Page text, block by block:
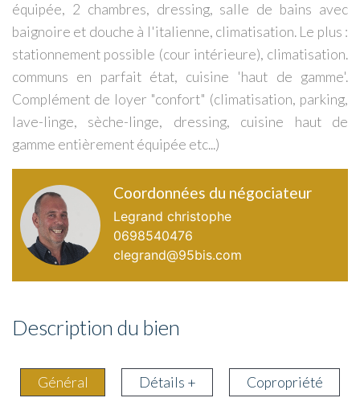
équipée, 2 chambres, dressing, salle de bains avec
baignoire et douche à l'italienne, climatisation. Le plus :
stationnement possible (cour intérieure), climatisation.
communs en parfait état, cuisine 'haut de gamme'.
Complément de loyer "confort" (climatisation, parking,
lave-linge, sèche-linge, dressing, cuisine haut de
gamme entièrement équipée etc...)
Coordonnées du négociateur
Legrand christophe
0698540476
clegrand@95bis.com
Description du bien
Général Détails + Copropriété